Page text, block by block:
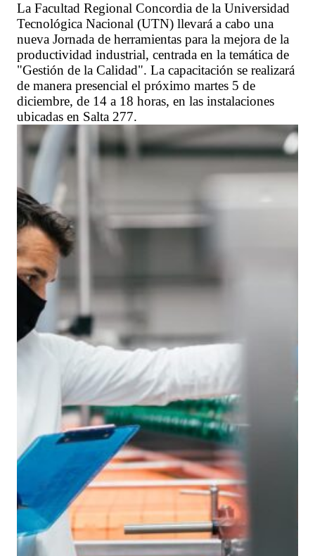
La Facultad Regional Concordia de la Universidad
Tecnológica Nacional (UTN) llevará a cabo una
nueva Jornada de herramientas para la mejora de la
productividad industrial, centrada en la temática de
"Gestión de la Calidad". La capacitación se realizará
de manera presencial el próximo martes 5 de
diciembre, de 14 a 18 horas, en las instalaciones
ubicadas en Salta 277.